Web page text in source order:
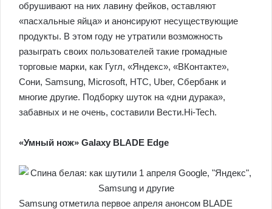
обрушивают на них лавину фейков, оставляют
«пасхальные яйца» и анонсируют несуществующие
продукты. В этом году не утратили возможность
разыграть своих пользователей такие громадные
торговые марки, как Гугл, «Яндекс», «ВКонтакте»,
Сони, Samsung, Microsoft, HTC, Uber, Сбербанк и
многие другие. Подборку шуток на «дни дурака»,
забавных и не очень, составили Вести.Hi-Tech.
«Умный нож» Galaxy BLADE Edge
Samsung отметила первое апреля анонсом BLADE